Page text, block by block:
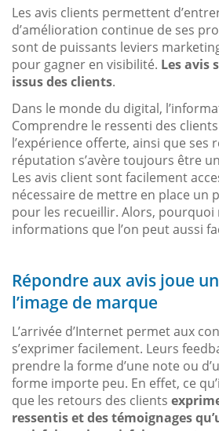
Les avis clients permettent
d’amélioration continue de ses
sont de puissants leviers
pour gagner en visibilité. Les avis
issus des clients.
Dans le monde du digital,
Comprendre le ressenti des
l’expérience offerte, ainsi que ses
réputation s’avère toujours être
Les avis client sont facilement
nécessaire de mettre en place un
pour les recueillir. Alors, pourquoi
informations que l’on peut aussi
Répondre aux avis joue
l’image de marque
L’arrivée d’Internet permet aux
s’exprimer facilement. Leurs
prendre la forme d’une note ou
forme importe peu. En effet, ce
que les retours des clients
ressentis et des témoignages